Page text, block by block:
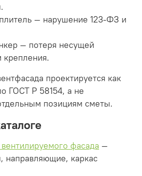
— нарушение 123-ФЗ и
— потеря несущей
крепления.
проектируется как
ГОСТ Р 58154, а не
позициям сметы.
фасада —
направляющие, каркас